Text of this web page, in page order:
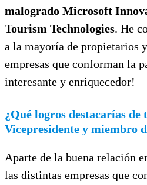
malogrado Microsoft
Tourism Technologies. He
a la mayoría de propietarios
empresas que conforman la
interesante y enriquecedor!
¿Qué logros destacarías de
Vicepresidente y miembro
Aparte de la buena relación
las distintas empresas que